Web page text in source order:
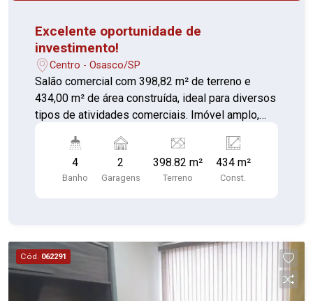
Excelente oportunidade de
investimento!
Centro - Osasco/SP
Salão comercial com 398,82 m² de terreno e
434,00 m² de área construída, ideal para diversos
tipos de atividades comerciais. Imóvel amplo,
retorno. Nos fundos, conta com casa de 2
andares Documentação totalmente regularizada
4
Banho
2
Garagens
398.82 m²
Terreno
434 m²
Const.
Cód. 062291